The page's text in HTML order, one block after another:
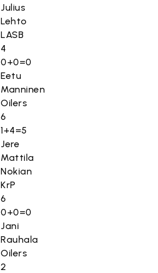
Julius
Lehto
LASB
4
0+0=0
Eetu
Manninen
Oilers
6
1+4=5
Jere
Mattila
Nokian
KrP
6
0+0=0
Jani
Rauhala
Oilers
2